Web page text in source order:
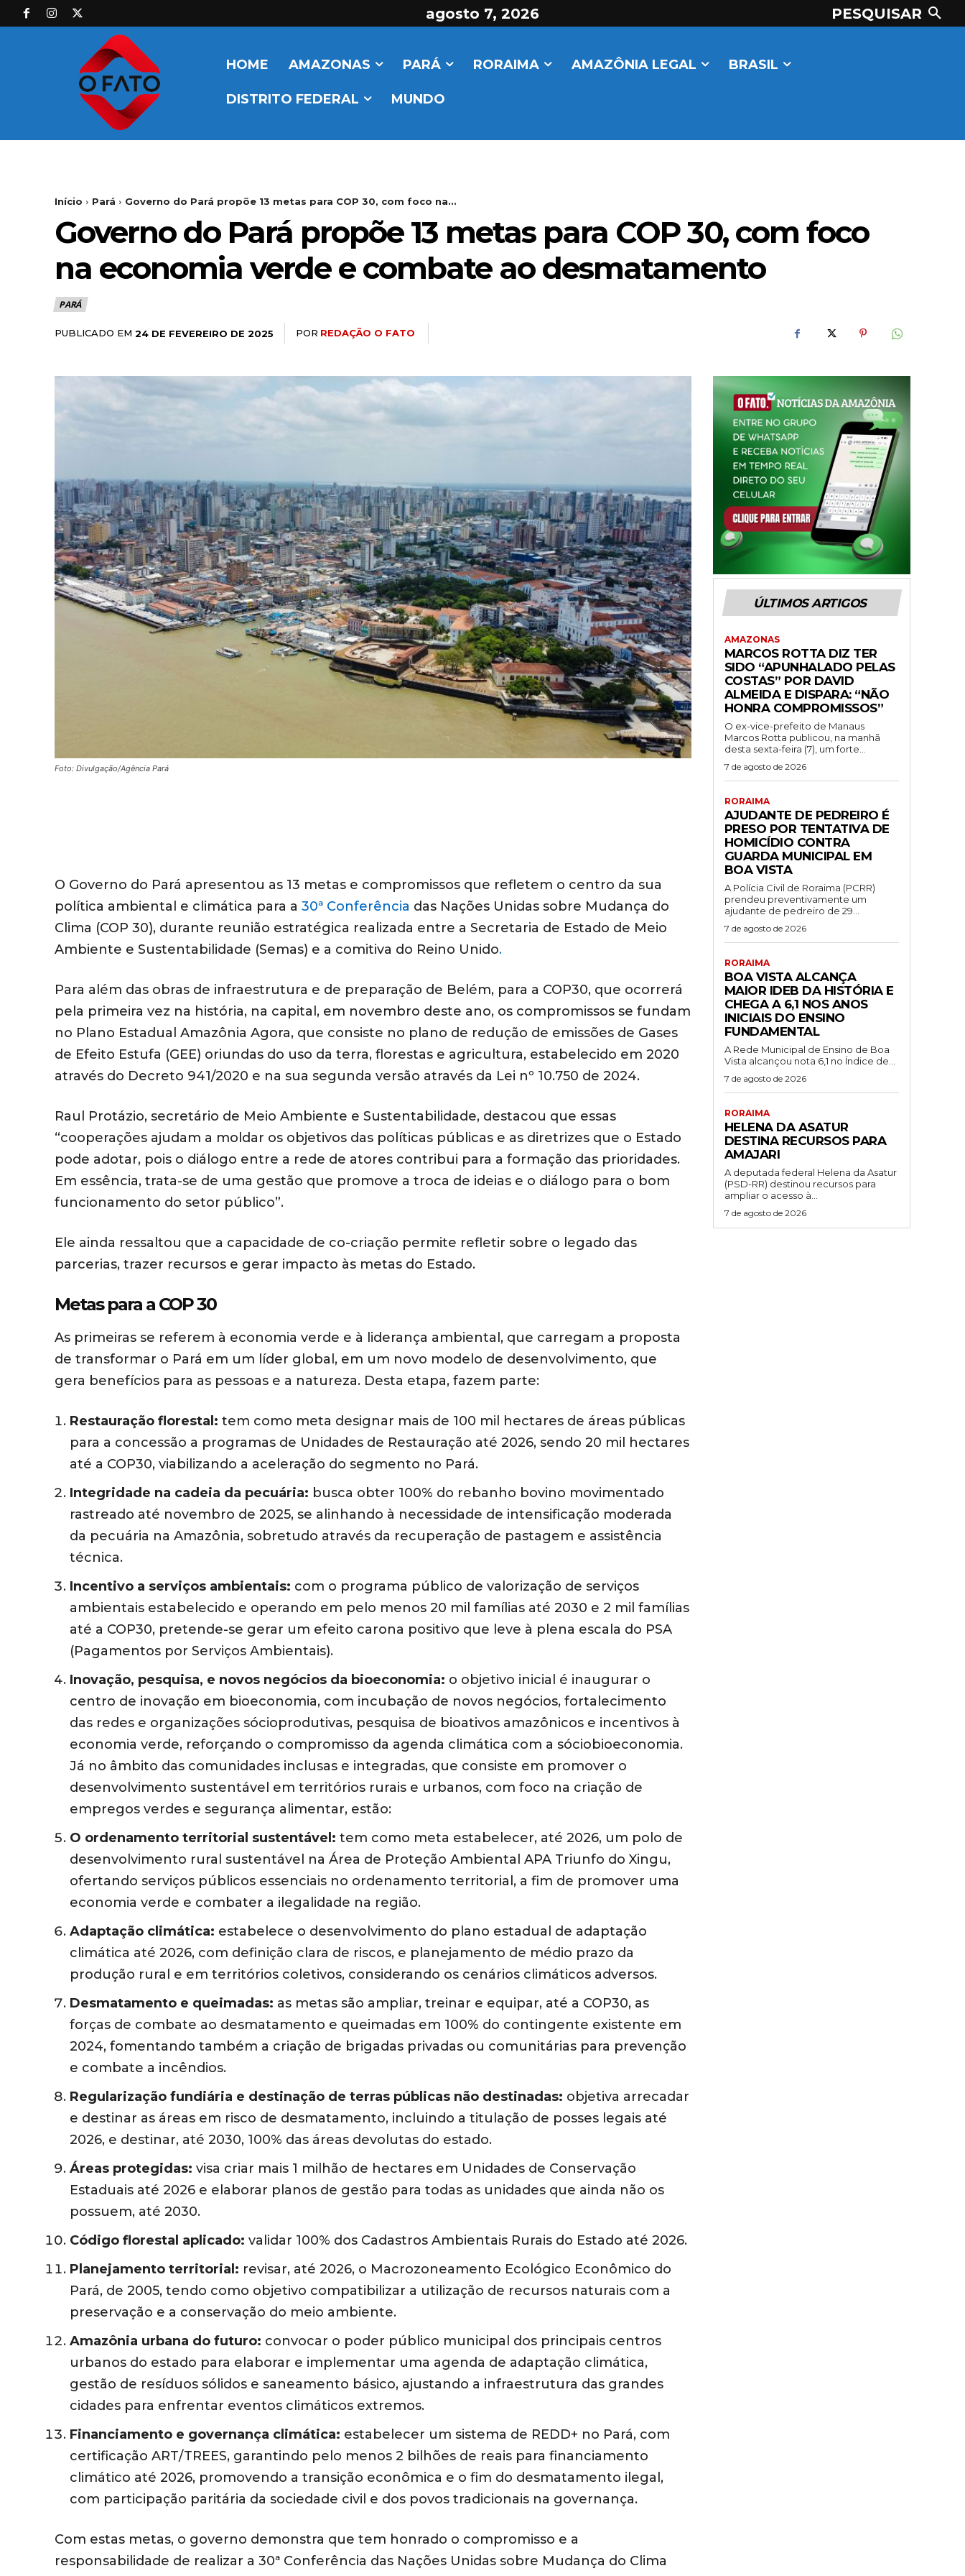
agosto 7, 2026 PESQUISAR
HOME AMAZONAS PARÁ RORAIMA AMAZÔNIA LEGAL BRASIL
DISTRITO FEDERAL MUNDO
Início Pará Governo do Pará propõe 13 metas para COP 30, com foco na...
Governo do Pará propõe 13 metas para COP 30, com foco
na economia verde e combate ao desmatamento
PARÁ
PUBLICADO EM 24 DE FEVEREIRO DE 2025 POR REDAÇÃO O FATO
Foto: Divulgação/Agência Pará
O Governo do Pará apresentou as 13 metas e compromissos que refletem o centro da sua
política ambiental e climática para a 30ª Conferência das Nações Unidas sobre Mudança do
Clima (COP 30), durante reunião estratégica realizada entre a Secretaria de Estado de Meio
Ambiente e Sustentabilidade (Semas) e a comitiva do Reino Unido.
Para além das obras de infraestrutura e de preparação de Belém, para a COP30, que ocorrerá
pela primeira vez na história, na capital, em novembro deste ano, os compromissos se fundam
no Plano Estadual Amazônia Agora, que consiste no plano de redução de emissões de Gases
de Efeito Estufa (GEE) oriundas do uso da terra, florestas e agricultura, estabelecido em 2020
através do Decreto 941/2020 e na sua segunda versão através da Lei nº 10.750 de 2024.
Raul Protázio, secretário de Meio Ambiente e Sustentabilidade, destacou que essas
“cooperações ajudam a moldar os objetivos das políticas públicas e as diretrizes que o Estado
pode adotar, pois o diálogo entre a rede de atores contribui para a formação das prioridades.
Em essência, trata-se de uma gestão que promove a troca de ideias e o diálogo para o bom
funcionamento do setor público”.
Ele ainda ressaltou que a capacidade de co-criação permite refletir sobre o legado das
parcerias, trazer recursos e gerar impacto às metas do Estado.
Metas para a COP 30
As primeiras se referem à economia verde e à liderança ambiental, que carregam a proposta
de transformar o Pará em um líder global, em um novo modelo de desenvolvimento, que
gera benefícios para as pessoas e a natureza. Desta etapa, fazem parte:
Restauração florestal: tem como meta designar mais de 100 mil hectares de áreas públicas
para a concessão a programas de Unidades de Restauração até 2026, sendo 20 mil hectares
até a COP30, viabilizando a aceleração do segmento no Pará.
Integridade na cadeia da pecuária: busca obter 100% do rebanho bovino movimentado
rastreado até novembro de 2025, se alinhando à necessidade de intensificação moderada
da pecuária na Amazônia, sobretudo através da recuperação de pastagem e assistência
técnica.
Incentivo a serviços ambientais: com o programa público de valorização de serviços
ambientais estabelecido e operando em pelo menos 20 mil famílias até 2030 e 2 mil famílias
até a COP30, pretende-se gerar um efeito carona positivo que leve à plena escala do PSA
(Pagamentos por Serviços Ambientais).
Inovação, pesquisa, e novos negócios da bioeconomia: o objetivo inicial é inaugurar o
centro de inovação em bioeconomia, com incubação de novos negócios, fortalecimento
das redes e organizações sócioprodutivas, pesquisa de bioativos amazônicos e incentivos à
economia verde, reforçando o compromisso da agenda climática com a sóciobioeconomia.
Já no âmbito das comunidades inclusas e integradas, que consiste em promover o
desenvolvimento sustentável em territórios rurais e urbanos, com foco na criação de
empregos verdes e segurança alimentar, estão:
O ordenamento territorial sustentável: tem como meta estabelecer, até 2026, um polo de
desenvolvimento rural sustentável na Área de Proteção Ambiental APA Triunfo do Xingu,
ofertando serviços públicos essenciais no ordenamento territorial, a fim de promover uma
economia verde e combater a ilegalidade na região.
Adaptação climática: estabelece o desenvolvimento do plano estadual de adaptação
climática até 2026, com definição clara de riscos, e planejamento de médio prazo da
produção rural e em territórios coletivos, considerando os cenários climáticos adversos.
Desmatamento e queimadas: as metas são ampliar, treinar e equipar, até a COP30, as
forças de combate ao desmatamento e queimadas em 100% do contingente existente em
2024, fomentando também a criação de brigadas privadas ou comunitárias para prevenção
e combate a incêndios.
Regularização fundiária e destinação de terras públicas não destinadas: objetiva arrecadar
e destinar as áreas em risco de desmatamento, incluindo a titulação de posses legais até
2026, e destinar, até 2030, 100% das áreas devolutas do estado.
Áreas protegidas: visa criar mais 1 milhão de hectares em Unidades de Conservação
Estaduais até 2026 e elaborar planos de gestão para todas as unidades que ainda não os
possuem, até 2030.
Código florestal aplicado: validar 100% dos Cadastros Ambientais Rurais do Estado até 2026.
Planejamento territorial: revisar, até 2026, o Macrozoneamento Ecológico Econômico do
Pará, de 2005, tendo como objetivo compatibilizar a utilização de recursos naturais com a
preservação e a conservação do meio ambiente.
Amazônia urbana do futuro: convocar o poder público municipal dos principais centros
urbanos do estado para elaborar e implementar uma agenda de adaptação climática,
gestão de resíduos sólidos e saneamento básico, ajustando a infraestrutura das grandes
cidades para enfrentar eventos climáticos extremos.
Financiamento e governança climática: estabelecer um sistema de REDD+ no Pará, com
certificação ART/TREES, garantindo pelo menos 2 bilhões de reais para financiamento
climático até 2026, promovendo a transição econômica e o fim do desmatamento ilegal,
com participação paritária da sociedade civil e dos povos tradicionais na governança.
Com estas metas, o governo demonstra que tem honrado o compromisso e a
responsabilidade de realizar a 30ª Conferência das Nações Unidas sobre Mudança do Clima
ÚLTIMOS ARTIGOS
AMAZONAS
MARCOS ROTTA DIZ TER
SIDO “APUNHALADO PELAS
COSTAS” POR DAVID
ALMEIDA E DISPARA: “NÃO
HONRA COMPROMISSOS”
O ex-vice-prefeito de Manaus
Marcos Rotta publicou, na manhã
desta sexta-feira (7), um forte...
7 de agosto de 2026
RORAIMA
AJUDANTE DE PEDREIRO É
PRESO POR TENTATIVA DE
HOMICÍDIO CONTRA
GUARDA MUNICIPAL EM
BOA VISTA
A Polícia Civil de Roraima (PCRR)
prendeu preventivamente um
ajudante de pedreiro de 29...
7 de agosto de 2026
RORAIMA
BOA VISTA ALCANÇA
MAIOR IDEB DA HISTÓRIA E
CHEGA A 6,1 NOS ANOS
INICIAIS DO ENSINO
FUNDAMENTAL
A Rede Municipal de Ensino de Boa
Vista alcançou nota 6,1 no Índice de...
7 de agosto de 2026
RORAIMA
HELENA DA ASATUR
DESTINA RECURSOS PARA
AMAJARI
A deputada federal Helena da Asatur
(PSD-RR) destinou recursos para
ampliar o acesso à...
7 de agosto de 2026